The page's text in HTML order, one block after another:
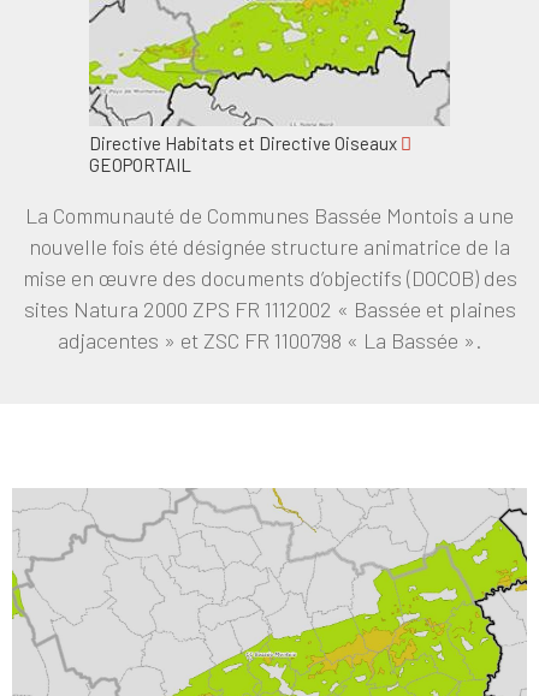
Directive Habitats et Directive Oiseaux
GEOPORTAIL
La Communauté de Communes Bassée Montois a une
nouvelle fois été désignée structure animatrice de la
mise en œuvre des documents d’objectifs (DOCOB) des
sites Natura 2000 ZPS FR 1112002 « Bassée et plaines
adjacentes » et ZSC FR 1100798 « La Bassée ».